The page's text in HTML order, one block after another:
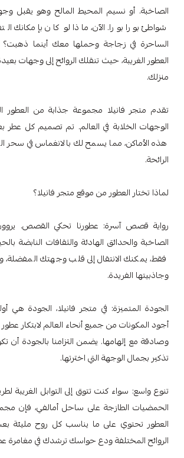
الصاخبة. أو نسيم المحيط المالح وهو يقبل
شواطئ بورا بورا. الآن، ماذا لو كان بإمكانك
الساحرة في زجاجة وحملها معك أينما
العطور الغريبة، حيث تنقلك الروائح إلى وجهات
منزلك.
تقدم متجر فانيلا مجموعة جذابة من العطور
الوجهات الخلابة في العالم. تم تصميم كل عطر
هذه الأماكن، مما يسمح لك بالانغماس في سحر
الرائحة.
لماذا تختار العطور من موقع متجر فانيلا؟
رواية قصص آسرة: عطورنا تحكي القصص.
الصاخبة والحدائق الهادئة والثقافات النابضة
فقط، يمكنك الانتقال إلى قلب وجهتك المفضلة،
وجاذبيتها الفريدة.
الجودة المتميزة: في متجر فانيلا، الجودة هي
أجود المكونات من جميع أنحاء العالم لابتكار
وصادقة مع إلهامها. يضمن التزامنا بالجودة أن
تذكير بجمال الوجهة التي اخترتها.
تنوع واسع: سواء كنت تتوق إلى التوابل الغريبة
الحمضيات الطازجة على ساحل أمالفي، فإن
العطور تحتوي على ما يناسب كل روح مليئة
الروائح المختلفة ودع حواسك ترشدك في مغامرة